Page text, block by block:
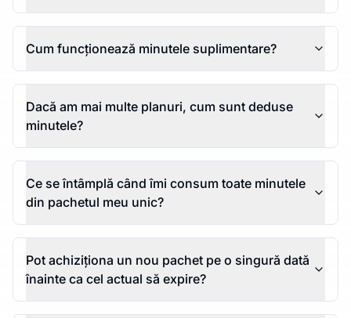
Cum funcționează minutele suplimentare?
Dacă am mai multe planuri, cum sunt deduse
minutele?
Ce se întâmplă când îmi consum toate minutele
din pachetul meu unic?
Pot achiziționa un nou pachet pe o singură dată
înainte ca cel actual să expire?